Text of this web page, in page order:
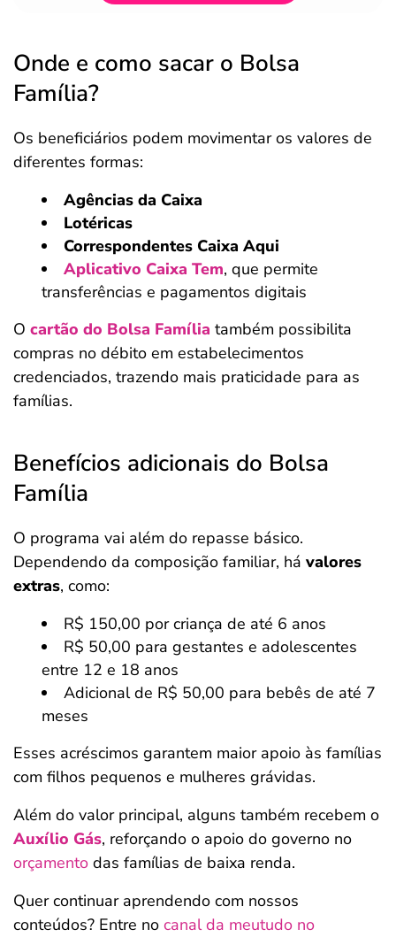
Onde e como sacar o Bolsa
Família?
Os beneficiários podem movimentar os valores de
diferentes formas:
Agências da Caixa
Lotéricas
Correspondentes Caixa Aqui
Aplicativo Caixa Tem, que permite
transferências e pagamentos digitais
O cartão do Bolsa Família também possibilita
compras no débito em estabelecimentos
credenciados, trazendo mais praticidade para as
famílias.
Benefícios adicionais do Bolsa
Família
O programa vai além do repasse básico.
Dependendo da composição familiar, há valores
extras, como:
R$ 150,00 por criança de até 6 anos
R$ 50,00 para gestantes e adolescentes
entre 12 e 18 anos
Adicional de R$ 50,00 para bebês de até 7
meses
Esses acréscimos garantem maior apoio às famílias
com filhos pequenos e mulheres grávidas.
Além do valor principal, alguns também recebem o
Auxílio Gás, reforçando o apoio do governo no
orçamento das famílias de baixa renda.
Quer continuar aprendendo com nossos
conteúdos? Entre no canal da meutudo no